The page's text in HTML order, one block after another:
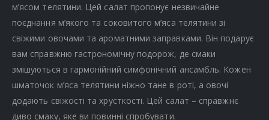
м’ясом телятини. Цей салат пропонує незвичайне
поєднання м’якого та соковитого м’яса телятини зі
свіжими овочами та ароматними заправками. Він подарує
вам справжню гастрономічну подорож, де смаки
змішуються в гармонійний симфонічний ансамбль. Кожен
шматочок м’яса телятини ніжно тане в роті, а овочі
додають свіжості та хрусткості. Цей салат – справжнє
диво смаку, яке ви повинні спробувати.